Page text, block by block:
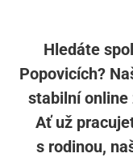
Hledáte
Popovicích?
stabilní
Ať už
s rodinou,